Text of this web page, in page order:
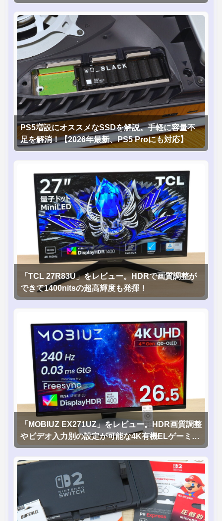
PS5増設にオススメなSSDを解説。手軽に容量不
足を解消！【2026年最新、PS5 Proにも対応】
「TCL 27R83U」をレビュー。HDRで画質調整が
できて1400nitsの超高輝度も発揮！
「MOBIUZ EX271UZ」をレビュー。HDR画質調整
やビデオ入力別の設定が可能な4K有機ELゲーミン
グモニタを徹底検証